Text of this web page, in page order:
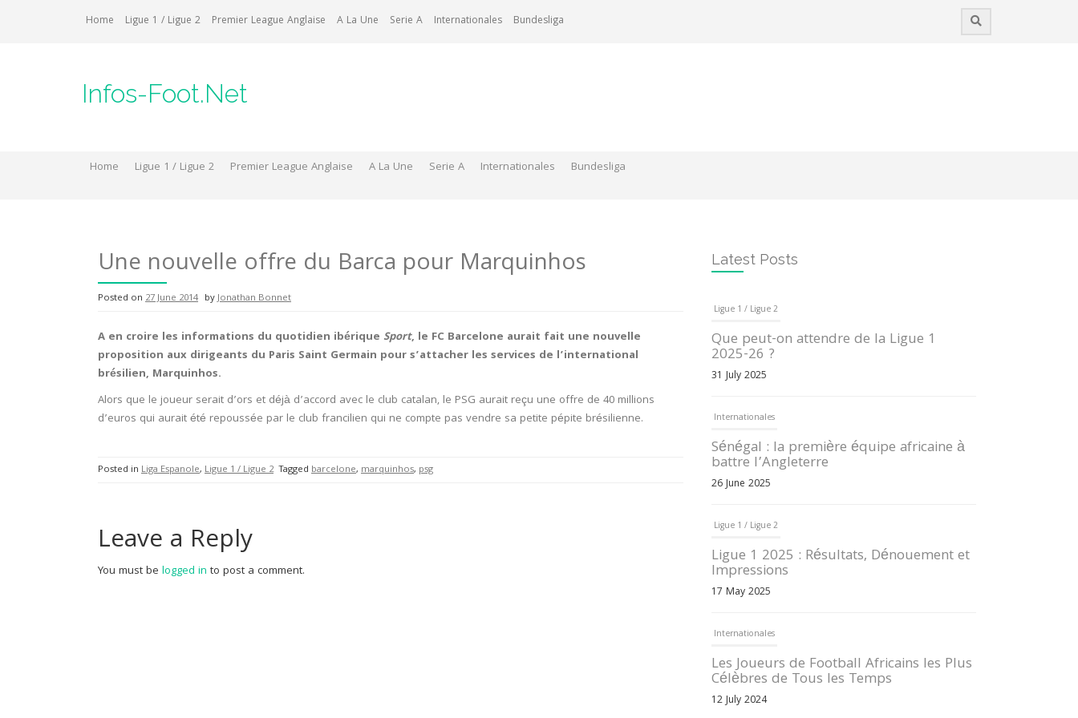
Home Ligue 1 / Ligue 2 Premier League Anglaise A La Une Serie A Internationales Bundesliga
Infos-Foot.Net
Home Ligue 1 / Ligue 2 Premier League Anglaise A La Une Serie A Internationales Bundesliga
Une nouvelle offre du Barca pour Marquinhos
Posted on 27 June 2014 byJonathan Bonnet
A en croire les informations du quotidien ibérique Sport, le FC Barcelone aurait fait une nouvelle
proposition aux dirigeants du Paris Saint Germain pour s’attacher les services de l’international
brésilien, Marquinhos.
Alors que le joueur serait d’ors et déjà d’accord avec le club catalan, le PSG aurait reçu une offre de 40 millions
d’euros qui aurait été repoussée par le club francilien qui ne compte pas vendre sa petite pépite brésilienne.
Posted in Liga Espanole, Ligue 1 / Ligue 2 Tagged barcelone, marquinhos, psg
Leave a Reply
You must be logged in to post a comment.
Latest Posts
Ligue 1 / Ligue 2
Que peut-on attendre de la Ligue 1
2025-26 ?
31 July 2025
Internationales
Sénégal : la première équipe africaine à
battre l’Angleterre
26 June 2025
Ligue 1 / Ligue 2
Ligue 1 2025 : Résultats, Dénouement et
Impressions
17 May 2025
Internationales
Les Joueurs de Football Africains les Plus
Célèbres de Tous les Temps
12 July 2024